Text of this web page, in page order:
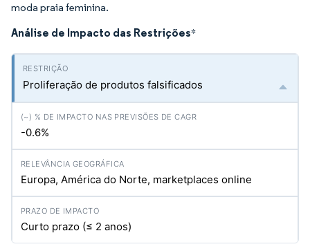
moda praia feminina.
Análise de Impacto das Restrições*
Proliferação de produtos falsificados
-0.6%
Europa, América do Norte, marketplaces online
Curto prazo (≤ 2 anos)